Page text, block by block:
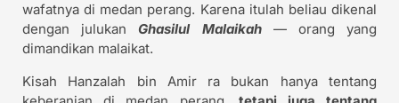
wafatnya di medan perang. Karena itulah beliau dikenal
dengan julukanGhasilul Malaikah— orang yang
dimandikan malaikat.
Kisah Hanzalah bin Amir ra bukan hanya tentang